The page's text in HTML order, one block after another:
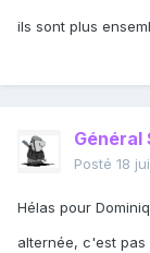
ils sont plus
Général
Posté 18
Hélas pour
alternée, c'est pas